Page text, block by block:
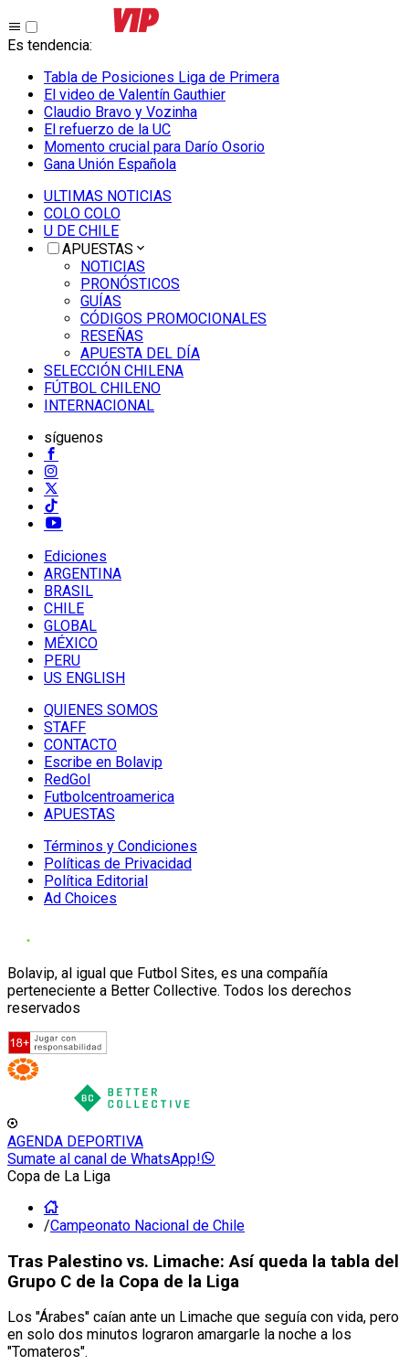
Es tendencia:
Tabla de Posiciones Liga de Primera
El video de Valentín Gauthier
Claudio Bravo y Vozinha
El refuerzo de la UC
Momento crucial para Darío Osorio
Gana Unión Española
ULTIMAS NOTICIAS
COLO COLO
U DE CHILE
APUESTAS
NOTICIAS
PRONÓSTICOS
GUÍAS
CÓDIGOS PROMOCIONALES
RESEÑAS
APUESTA DEL DÍA
SELECCIÓN CHILENA
FÚTBOL CHILENO
INTERNACIONAL
síguenos
Ediciones
ARGENTINA
BRASIL
CHILE
GLOBAL
MÉXICO
PERU
US ENGLISH
QUIENES SOMOS
STAFF
CONTACTO
Escribe en Bolavip
RedGol
Futbolcentroamerica
APUESTAS
Términos y Condiciones
Políticas de Privacidad
Política Editorial
Ad Choices
Bolavip, al igual que Futbol Sites, es una compañía
perteneciente a Better Collective. Todos los derechos
reservados
AGENDA DEPORTIVA
Sumate al canal de WhatsApp!
Copa de La Liga
/Campeonato Nacional de Chile
Tras Palestino vs. Limache: Así queda la tabla del
Grupo C de la Copa de la Liga
Los "Árabes" caían ante un Limache que seguía con vida, pero
en solo dos minutos lograron amargarle la noche a los
"Tomateros".